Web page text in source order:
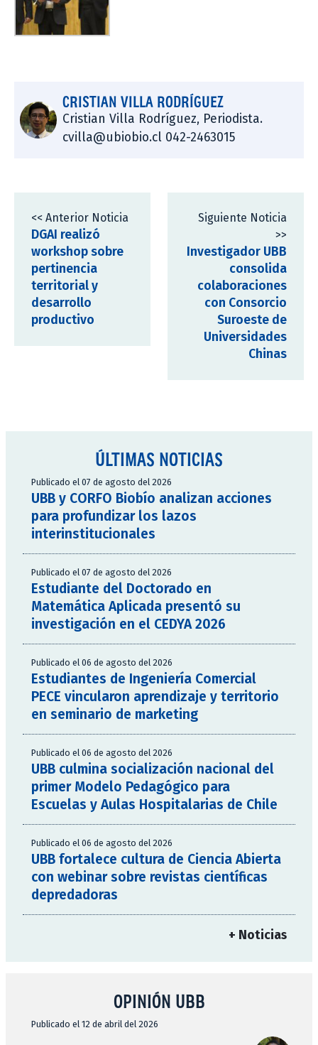
CRISTIAN VILLA RODRÍGUEZ
Cristian Villa Rodríguez, Periodista.
cvilla@ubiobio.cl 042-2463015
<< Anterior Noticia
DGAI realizó
workshop sobre
pertinencia
territorial y
desarrollo
productivo
Siguiente Noticia
>>
Investigador UBB
consolida
colaboraciones
con Consorcio
Suroeste de
Universidades
Chinas
ÚLTIMAS NOTICIAS
Publicado el 07 de agosto del 2026
UBB y CORFO Biobío analizan acciones
para profundizar los lazos
interinstitucionales
Publicado el 07 de agosto del 2026
Estudiante del Doctorado en
Matemática Aplicada presentó su
investigación en el CEDYA 2026
Publicado el 06 de agosto del 2026
Estudiantes de Ingeniería Comercial
PECE vincularon aprendizaje y territorio
en seminario de marketing
Publicado el 06 de agosto del 2026
UBB culmina socialización nacional del
primer Modelo Pedagógico para
Escuelas y Aulas Hospitalarias de Chile
Publicado el 06 de agosto del 2026
UBB fortalece cultura de Ciencia Abierta
con webinar sobre revistas científicas
depredadoras
+ Noticias
OPINIÓN UBB
Publicado el 12 de abril del 2026